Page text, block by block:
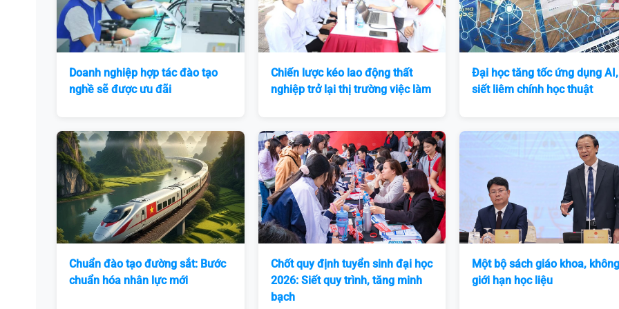
Doanh nghiệp hợp tác đào tạo
nghề sẽ được ưu đãi
Chiến lược kéo lao động thất
nghiệp trở lại thị trường việc làm
Đại học tăng tốc ứng dụng AI,
siết liêm chính học thuật
Chuẩn đào tạo đường sắt: Bước
chuẩn hóa nhân lực mới
Chốt quy định tuyển sinh đại học
2026: Siết quy trình, tăng minh
bạch
Một bộ sách giáo khoa,
giới hạn học liệu